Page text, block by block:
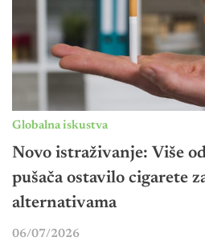
Globalna iskustva
Novo istraživanje: Više
pušača ostavilo cigarete
alternativama
06/07/2026